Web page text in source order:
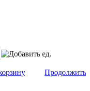
ед.
Продолжить